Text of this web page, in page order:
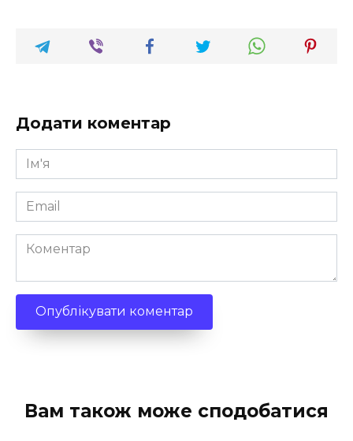
Додати коментар
Ім'я
*
Email
*
Коментар
Вам також може сподобатися